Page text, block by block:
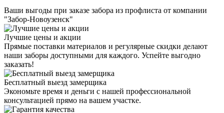
Ваши выгоды при заказе забора из профлиста от компании
"Забор-Новоузенск"
Лучшие цены и акции
Прямые поставки материалов и регулярные скидки делают
наши заборы доступными для каждого. Успейте выгодно
заказать!
Бесплатный выезд замерщика
Экономьте время и деньги с нашей профессиональной
консультацией прямо на вашем участке.